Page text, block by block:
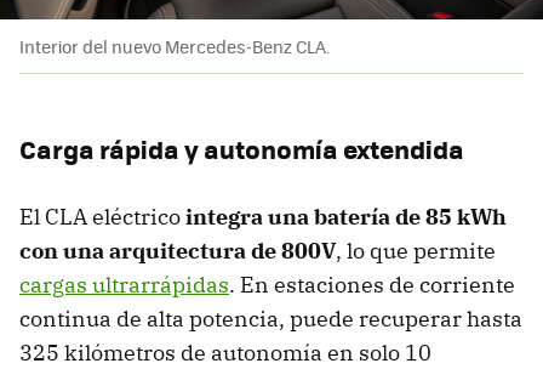
Interior del nuevo Mercedes-Benz CLA.
Carga rápida y autonomía extendida
El CLA eléctricointegra una batería de 85 kWh
con una arquitectura de 800V, lo que permite
cargas ultrarrápidas. En estaciones de corriente
continua de alta potencia, puede recuperar hasta
325 kilómetros de autonomía en solo 10